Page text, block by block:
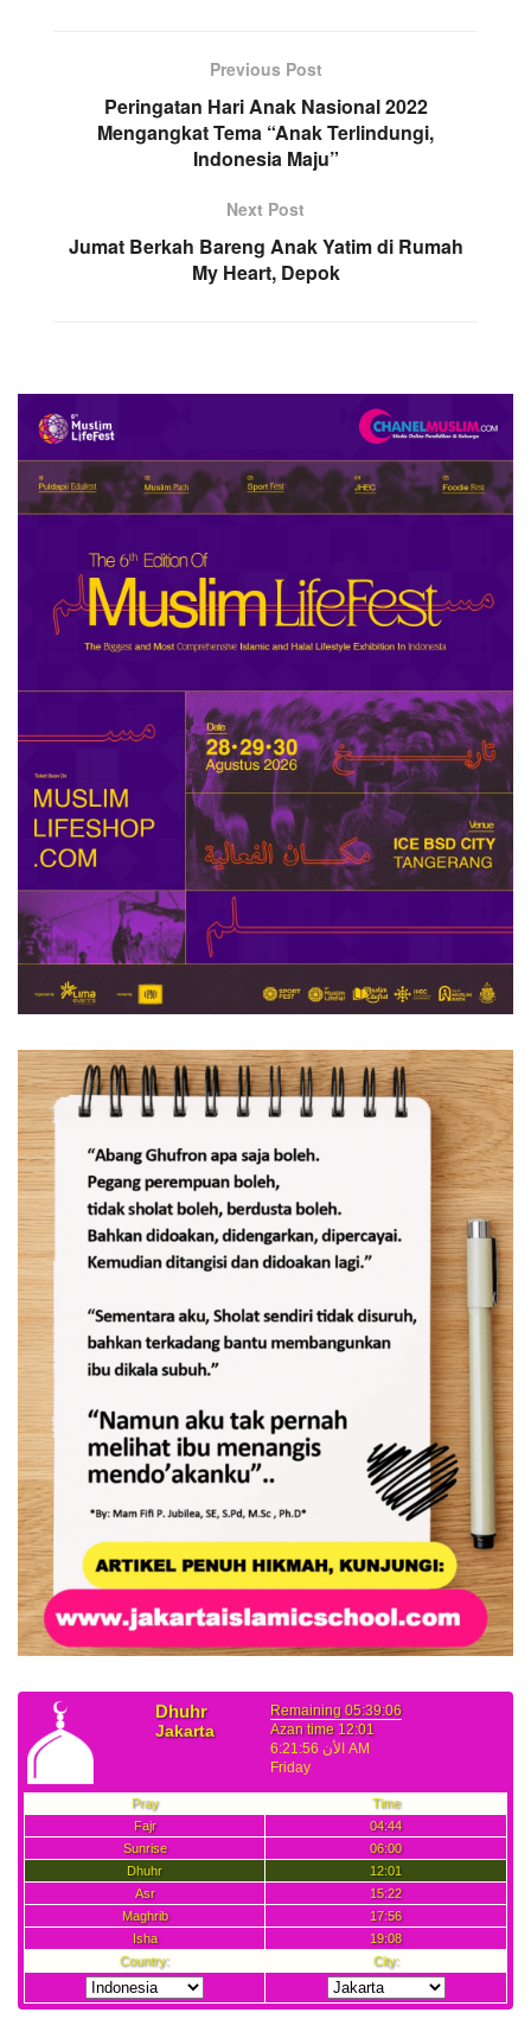
Previous Post
Peringatan Hari Anak Nasional 2022
Mengangkat Tema “Anak Terlindungi,
Indonesia Maju”
Next Post
Jumat Berkah Bareng Anak Yatim di Rumah
My Heart, Depok